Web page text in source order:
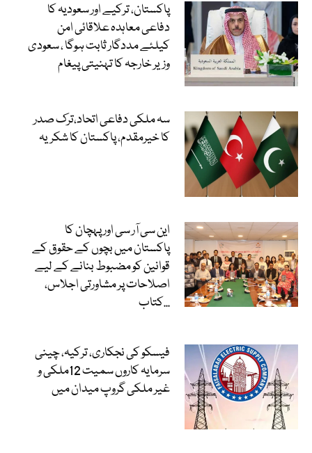
پاکستان، ترکیے اور سعودیہ کا
دفاعی معاہدہ علاقائی امن
کیلئے مددگار ثابت ہوگا ، سعودی
وزیر خارجہ کا تہنیتی پیغام
سہ ملکی دفاعی اتحاد،ترک صدر
کا خیرمقدم، پاکستان کا شکریہ
این سی آر سی اور پہچان کا
پاکستان میں بچوں کے حقوق کے
قوانین کو مضبوط بنانے کے لیے
اصلاحات پر مشاورتی اجلاس،
کتاب...
فیسکو کی نجکاری، ترکیہ، چینی
سرمایہ کاروں سمیت 12ملکی و
غیر ملکی گروپ میدان میں